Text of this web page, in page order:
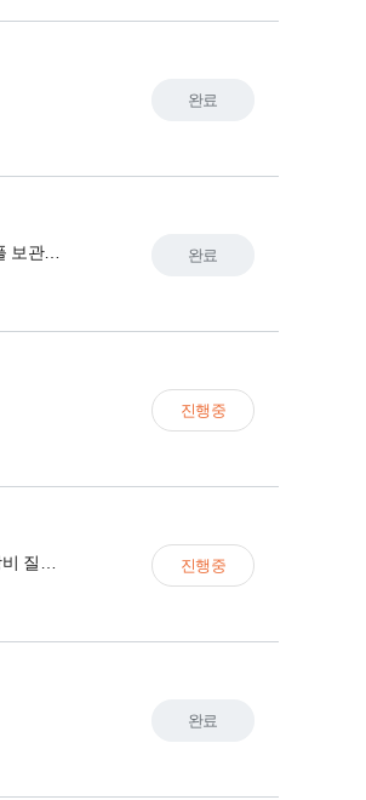
완료
실험실 분석과 의약품 분야에서 샘플 보관 및 관리
완료
진행중
진행중
완료